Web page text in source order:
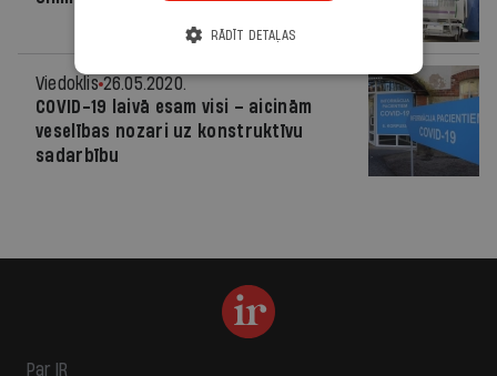
Viedoklis 26.05.2020.
COVID-19 laivā esam visi – aicinām
veselības nozari uz konstruktīvu
sadarbību
Par IR
RĀDĪT DETAĻAS